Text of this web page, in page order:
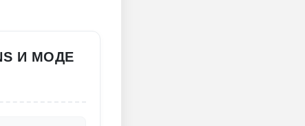
И МОДЕ